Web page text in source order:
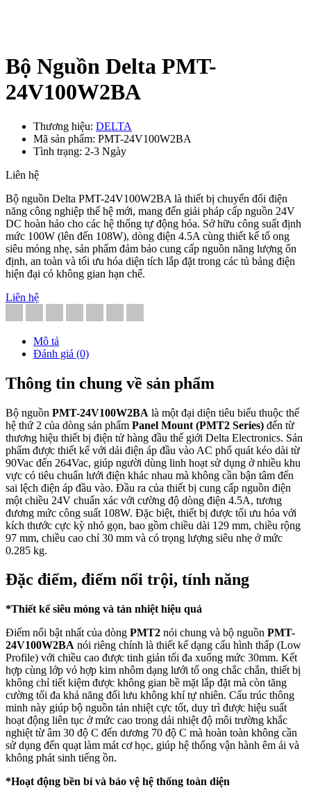
Bộ Nguồn Delta PMT-
24V100W2BA
Thương hiệu: DELTA
Mã sản phẩm: PMT-24V100W2BA
Tình trạng: 2-3 Ngày
Liên hệ
Bộ nguồn Delta PMT-24V100W2BA là thiết bị chuyển đổi điện
năng công nghiệp thế hệ mới, mang đến giải pháp cấp nguồn 24V
DC hoàn hảo cho các hệ thống tự động hóa. Sở hữu công suất định
mức 100W (lên đến 108W), dòng điện 4.5A cùng thiết kế tổ ong
siêu mỏng nhẹ, sản phẩm đảm bảo cung cấp nguồn năng lượng ổn
định, an toàn và tối ưu hóa diện tích lắp đặt trong các tủ bảng điện
hiện đại có không gian hạn chế.
Liên hệ
Mô tả
Đánh giá (0)
Thông tin chung về sản phẩm
Bộ nguồn PMT-24V100W2BA là một đại diện tiêu biểu thuộc thế
hệ thứ 2 của dòng sản phẩm Panel Mount (PMT2 Series) đến từ
thương hiệu thiết bị điện tử hàng đầu thế giới Delta Electronics. Sản
phẩm được thiết kế với dải điện áp đầu vào AC phổ quát kéo dài từ
90Vac đến 264Vac, giúp người dùng linh hoạt sử dụng ở nhiều khu
vực có tiêu chuẩn lưới điện khác nhau mà không cần bận tâm đến
sai lệch điện áp đầu vào. Đầu ra của thiết bị cung cấp nguồn điện
một chiều 24V chuẩn xác với cường độ dòng điện 4.5A, tương
đương mức công suất 108W. Đặc biệt, thiết bị được tối ưu hóa với
kích thước cực kỳ nhỏ gọn, bao gồm chiều dài 129 mm, chiều rộng
97 mm, chiều cao chỉ 30 mm và có trọng lượng siêu nhẹ ở mức
0.285 kg.
Đặc điểm, điểm nổi trội, tính năng
*Thiết kế siêu mỏng và tản nhiệt hiệu quả
Điểm nổi bật nhất của dòng PMT2 nói chung và bộ nguồn PMT-
24V100W2BA nói riêng chính là thiết kế dạng cấu hình thấp (Low
Profile) với chiều cao được tinh giản tối đa xuống mức 30mm. Kết
hợp cùng lớp vỏ hợp kim nhôm dạng lưới tổ ong chắc chắn, thiết bị
không chỉ tiết kiệm được không gian bề mặt lắp đặt mà còn tăng
cường tối đa khả năng đối lưu không khí tự nhiên. Cấu trúc thông
minh này giúp bộ nguồn tản nhiệt cực tốt, duy trì được hiệu suất
hoạt động liên tục ở mức cao trong dải nhiệt độ môi trường khắc
nghiệt từ âm 30 độ C đến dương 70 độ C mà hoàn toàn không cần
sử dụng đến quạt làm mát cơ học, giúp hệ thống vận hành êm ái và
không phát sinh tiếng ồn.
*Hoạt động bền bỉ và bảo vệ hệ thống toàn diện